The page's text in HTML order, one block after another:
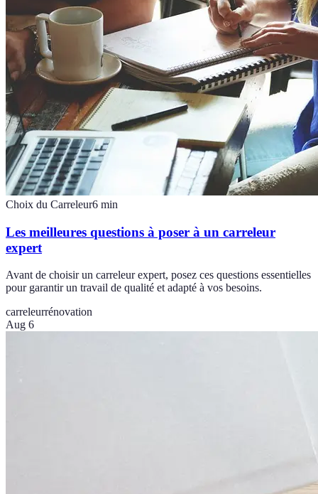
Choix du Carreleur6 min
Les meilleures questions à poser à un carreleur
expert
Avant de choisir un carreleur expert, posez ces questions essentielles
pour garantir un travail de qualité et adapté à vos besoins.
carreleurrénovation
Aug 6